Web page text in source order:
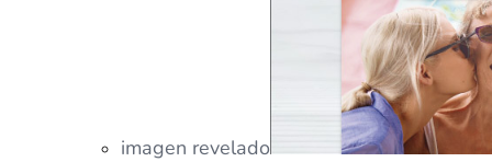
imagen revelado